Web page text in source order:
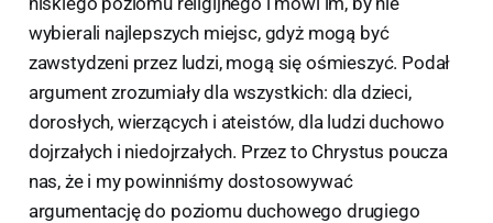
wybierali najlepszych miejsc, gdyż mogą być
zawstydzeni przez ludzi, mogą się ośmieszyć. Podał
argument zrozumiały dla wszystkich: dla dzieci,
dorosłych, wierzących i ateistów, dla ludzi duchowo
dojrzałych i niedojrzałych. Przez to Chrystus poucza
nas, że i my powinniśmy dostosowywać
argumentację do poziomu duchowego drugiego